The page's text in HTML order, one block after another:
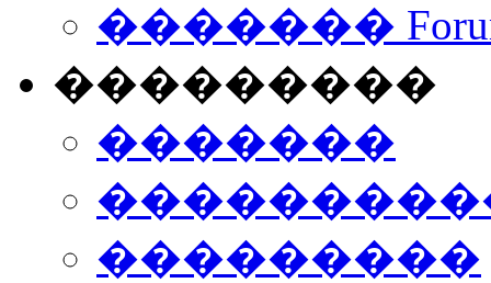
�������
���������
�������
���������